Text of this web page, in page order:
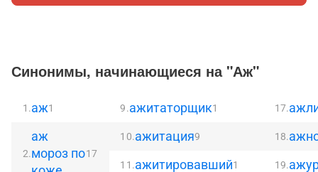
Синонимы, начинающиеся на "Аж"
1.аж1
2.
аж
мороз по17
9.ажитаторщик1
10.ажитация9
11.ажитировавший1
17.
18.
19.